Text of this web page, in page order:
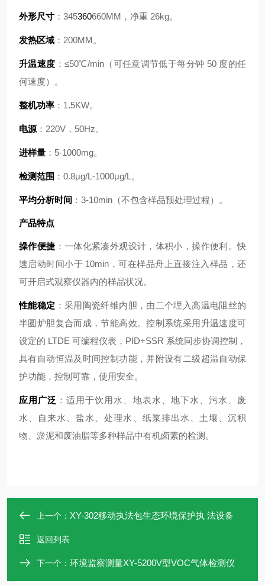
外形尺寸 ：345360660MM，净重 26kg。
发热区域 ：200MM。
升温速度 ：≤50℃/min（可任意调节低于每分钟 50 度的任
何速度）。
整机功率 ：1.5KW。
电源 ：220V，50Hz。
进样量 ：5-1000mg。
检测范围 ：0.8μg/L-1000μg/L。
平均分析时间 ：3-10min（不包含样品预处理过程）。
产品特点
操作便捷 ：一体化紧凑外观设计，体积小，操作便利。快
速启动时间小于 10min，可在样品舟上直接注入样品，还
可开启式观察仪器内的样品状况。
性能稳定 ：采用陶瓷纤维内胆，由二个埋入高温电阻丝的
半圆炉胆复合而成，节能高效。控制系统采用升温速度可
设定的 LTDE 可编程仪表，PID+SSR 系统同步协调控制，
具有自动恒温及时间控制功能，并附设有二级超温自动保
护功能，控制可靠，使用安全。
应用广泛 ：适用于饮用水、地表水、地下水、污水、废
水、自来水、盐水、处理水、纸浆排出水、土壤、沉积
物、淤泥和废油脂等多种样品中有机卤素的检测。
上一个： XY-302移动执法包生态环境保护执 法设备
返回列表
下一个： 环境监察测量XY-5200V型VOC气体检测仪